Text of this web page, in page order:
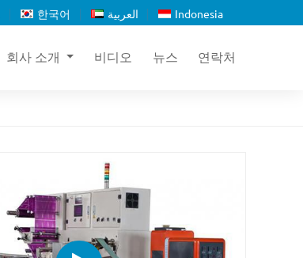
한국어 العربية Indonesia
회사 소개 비디오 뉴스 연락처